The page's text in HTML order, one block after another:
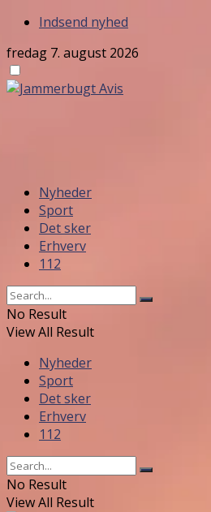
Indsend nyhed
fredag 7. august 2026
Nyheder
Sport
Det sker
Erhverv
112
No Result
View All Result
Nyheder
Sport
Det sker
Erhverv
112
No Result
View All Result